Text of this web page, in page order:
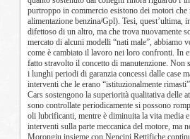
purtroppo in commercio esistono dei motori
alimentazione benzina/Gpl). Tesi, quest’ultima,
difettoso di un altro, ma che trova nuovamente
mercato di alcuni modelli “nati male”, abbiamo
come è cambiato il lavoro nei loro confronti. In
fatto stravolto il concetto di manutenzione. Non
i lunghi periodi di garanzia concessi dalle case
interventi che le erano “istituzionalmente
Cars sostengono la superiorità qualitativa delle
sono controllate periodicamente si possono
oli lubrificanti, mentre è diminuita la vita media
interventi sulla parte meccanica del motore, ma
Morongiu insieme con Nencini Rettifiche